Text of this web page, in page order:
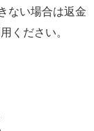
ない場合は返金
ください。